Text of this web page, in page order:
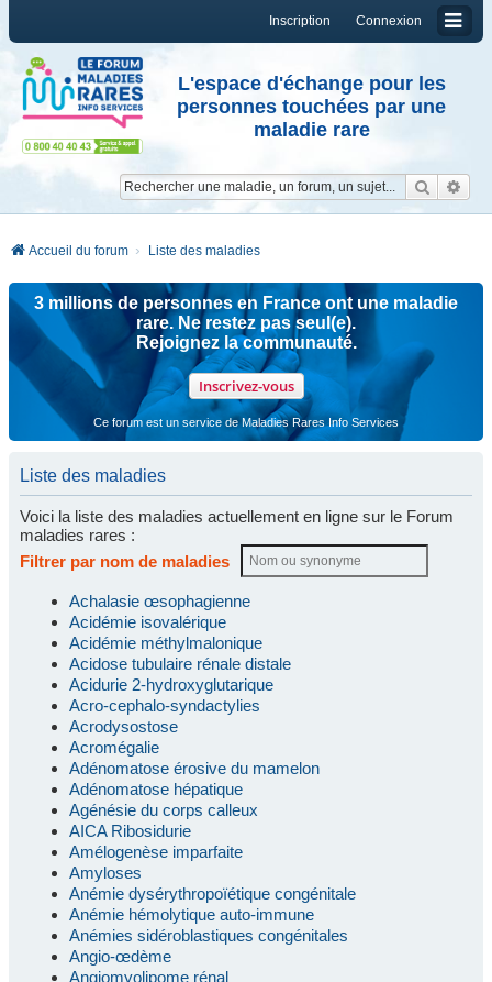
Connexion
Inscription
L'espace d'échange pour les
personnes touchées par une
maladie rare
Accueil du forum Liste des maladies
3 millions de personnes en France ont une maladie
rare. Ne restez pas seul(e).
Rejoignez la communauté.
Inscrivez-vous
Ce forum est un service de Maladies Rares Info Services
Liste des maladies
Voici la liste des maladies actuellement en ligne sur le Forum
maladies rares :
Filtrer par nom de maladies
Achalasie œsophagienne
Acidémie isovalérique
Acidémie méthylmalonique
Acidose tubulaire rénale distale
Acidurie 2-hydroxyglutarique
Acro-cephalo-syndactylies
Acrodysostose
Acromégalie
Adénomatose érosive du mamelon
Adénomatose hépatique
Agénésie du corps calleux
AICA Ribosidurie
Amélogenèse imparfaite
Amyloses
Anémie dysérythropoïétique congénitale
Anémie hémolytique auto-immune
Anémies sidéroblastiques congénitales
Angio-œdème
Angiomyolipome rénal